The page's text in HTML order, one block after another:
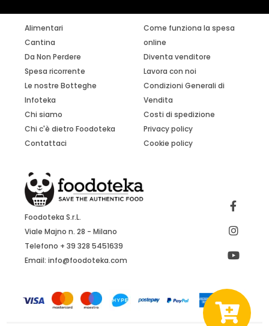
Alimentari
Cantina
Da Non Perdere
Spesa ricorrente
Le nostre Botteghe
Infoteka
Chi siamo
Chi c'è dietro Foodoteka
Contattaci
Come funziona la spesa
online
Diventa venditore
Lavora con noi
Condizioni Generali di
Vendita
Costi di spedizione
Privacy policy
Cookie policy
Foodoteka S.r.L.
Viale Majno n. 28 - Milano
Telefono + 39 328 5451639
Email:info@foodoteka.com